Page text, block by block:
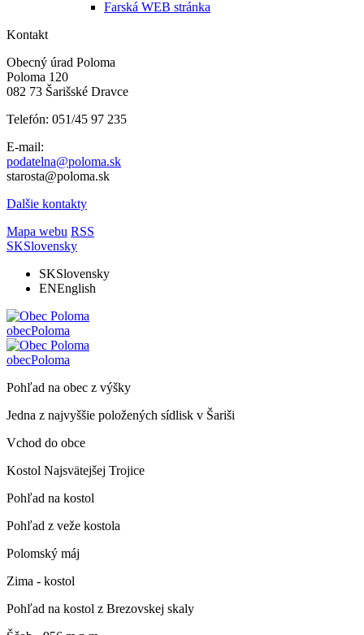
Farská WEB stránka
Kontakt
Obecný úrad Poloma
Poloma 120
082 73 Šarišské Dravce
Telefón: 051/45 97 235
E-mail:
podatelna@poloma.sk
starosta@poloma.sk
Dalšie kontakty
Mapa webu RSS
SKSlovensky
SKSlovensky
ENEnglish
obecPoloma
obecPoloma
Pohľad na obec z výšky
Jedna z najvyššie položených sídlisk v Šariši
Vchod do obce
Kostol Najsvätejšej Trojice
Pohľad na kostol
Pohľad z veže kostola
Polomský máj
Zima - kostol
Pohľad na kostol z Brezovskej skaly